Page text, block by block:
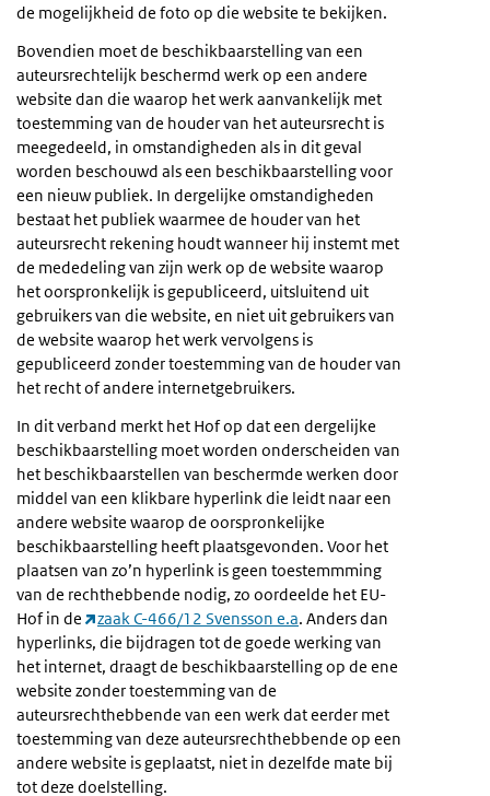
de mogelijkheid de foto op die website te bekijken.
Bovendien moet de beschikbaarstelling van een
auteursrechtelijk beschermd werk op een andere
website dan die waarop het werk aanvankelijk met
toestemming van de houder van het auteursrecht is
meegedeeld, in omstandigheden als in dit geval
worden beschouwd als een beschikbaarstelling voor
een nieuw publiek. In dergelijke omstandigheden
bestaat het publiek waarmee de houder van het
auteursrecht rekening houdt wanneer hij instemt met
de mededeling van zijn werk op de website waarop
het oorspronkelijk is gepubliceerd, uitsluitend uit
gebruikers van die website, en niet uit gebruikers van
de website waarop het werk vervolgens is
gepubliceerd zonder toestemming van de houder van
het recht of andere internetgebruikers.
In dit verband merkt het Hof op dat een dergelijke
beschikbaarstelling moet worden onderscheiden van
het beschikbaarstellen van beschermde werken door
middel van een klikbare hyperlink die leidt naar een
andere website waarop de oorspronkelijke
beschikbaarstelling heeft plaatsgevonden. Voor het
plaatsen van zo’n hyperlink is geen toestemmming
van de rechthebbende nodig, zo oordeelde het EU-
Hof in de
zaak C-466/12 Svensson e.a. Anders dan
hyperlinks, die bijdragen tot de goede werking van
het internet, draagt de beschikbaarstelling op de ene
website zonder toestemming van de
auteursrechthebbende van een werk dat eerder met
toestemming van deze auteursrechthebbende op een
andere website is geplaatst, niet in dezelfde mate bij
tot deze doelstelling.